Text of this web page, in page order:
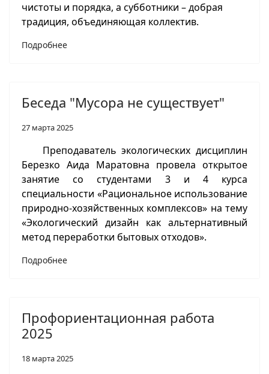
чистоты и порядка, а субботники – добрая
традиция, объединяющая коллектив.
Подробнее
Беседа "Мусора не существует"
27 марта 2025
Преподаватель экологических дисциплин
Березко Аида Маратовна провела открытое
занятие со студентами 3 и 4 курса
специальности «Рациональное использование
природно-хозяйственных комплексов» на тему
«Экологический дизайн как альтернативный
метод переработки бытовых отходов».
Подробнее
Профориентационная работа
2025
18 марта 2025